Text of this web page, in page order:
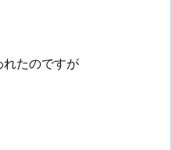
れたのですが